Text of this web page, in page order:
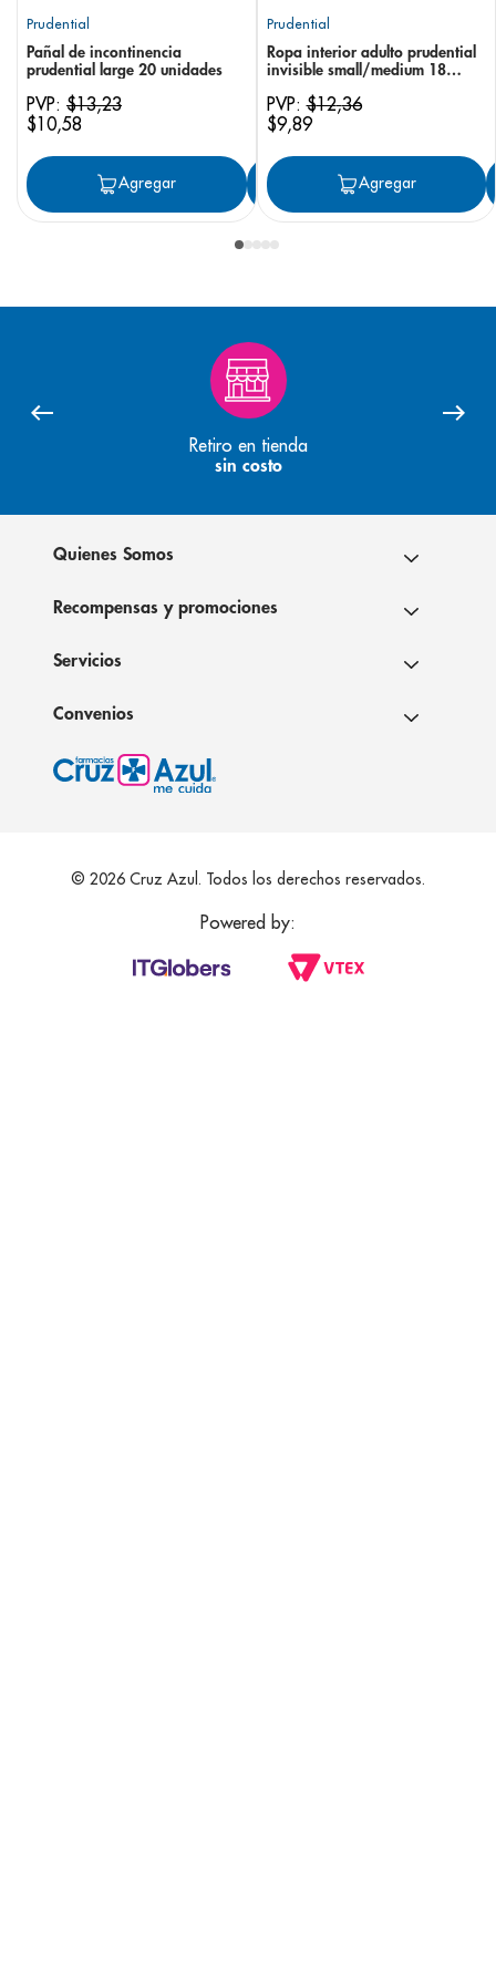
Prudential
Pañal de incontinencia
prudential large 20 unidades
PVP: $13,23
$10,58
Agregar Agregar
Prudential
Ropa interior adulto prudential
invisible small/medium 18
PVP:$12,36
$9,89
Agregar
Retiro en tienda
sin costo
Quienes Somos
Recompensas y promociones
Servicios
Convenios
© 2026 Cruz Azul. Todos los derechos reservados.
Powered by: